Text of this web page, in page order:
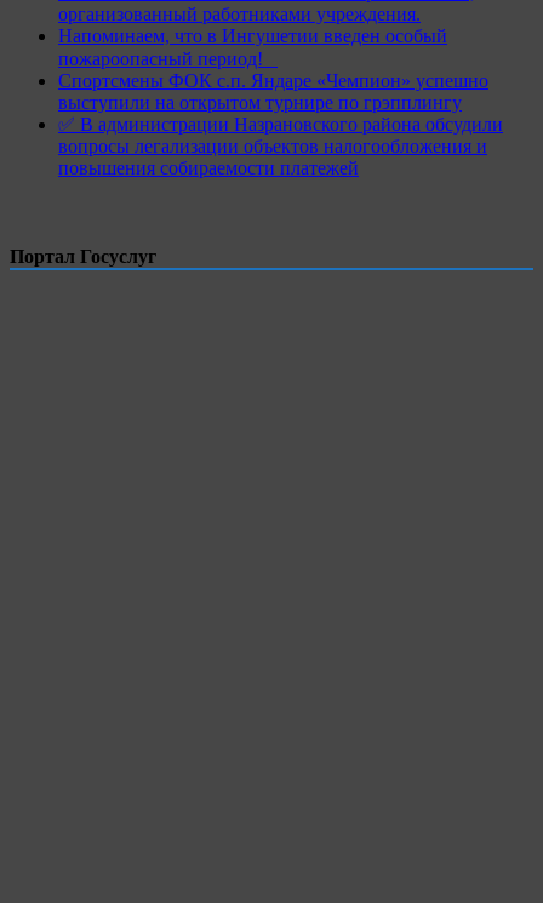
организованный работниками учреждения.
Напоминаем, что в Ингушетии введен особый
пожароопасный период!⁣⁣⠀
Спортсмены ФОК с.п. Яндаре «Чемпион» успешно
выступили на открытом турнире по грэпплингу
✅ В администрации Назрановского района обсудили
вопросы легализации объектов налогообложения и
повышения собираемости платежей
Портал Госуслуг